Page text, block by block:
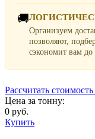
🚚
Организуем
позволяют,
сэкономит вам до
Рассчитать стоимость
Цена за тонну:
0 руб.
Купить